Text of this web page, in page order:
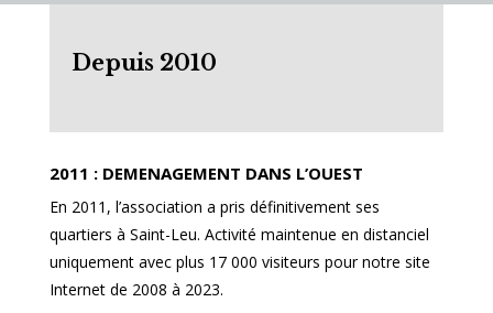
Depuis 2010
2011 : DEMENAGEMENT DANS L’OUEST
En 2011, l’association a pris définitivement ses
quartiers à Saint-Leu. Activité maintenue en distanciel
uniquement avec plus 17 000 visiteurs pour notre site
Internet de 2008 à 2023.